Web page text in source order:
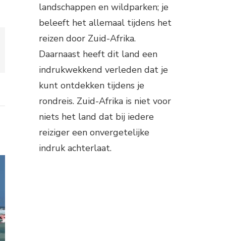
landschappen en wildparken; je
beleeft het allemaal tijdens het
reizen door Zuid-Afrika.
Daarnaast heeft dit land een
indrukwekkend verleden dat je
kunt ontdekken tijdens je
rondreis. Zuid-Afrika is niet voor
niets het land dat bij iedere
reiziger een onvergetelijke
indruk achterlaat.